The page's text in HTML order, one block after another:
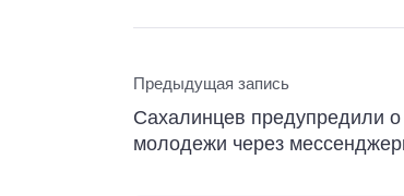
Предыдущая запись
Сахалинцев предупредили о
молодежи через